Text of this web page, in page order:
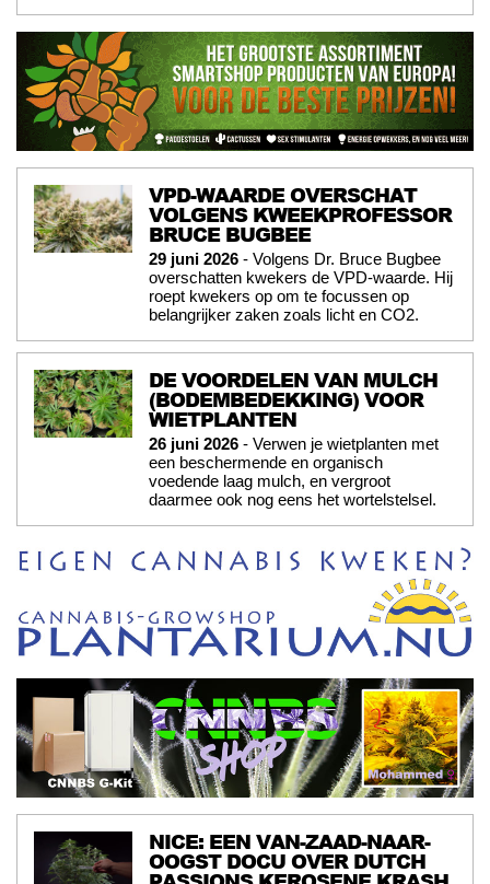
VPD-WAARDE OVERSCHAT
VOLGENS KWEEKPROFESSOR
BRUCE BUGBEE
29 juni 2026 - Volgens Dr. Bruce Bugbee
overschatten kwekers de VPD-waarde. Hij
roept kwekers op om te focussen op
belangrijker zaken zoals licht en CO2.
DE VOORDELEN VAN MULCH
(BODEMBEDEKKING) VOOR
WIETPLANTEN
26 juni 2026 - Verwen je wietplanten met
een beschermende en organisch
voedende laag mulch, en vergroot
daarmee ook nog eens het wortelstelsel.
NICE: EEN VAN-ZAAD-NAAR-
OOGST DOCU OVER DUTCH